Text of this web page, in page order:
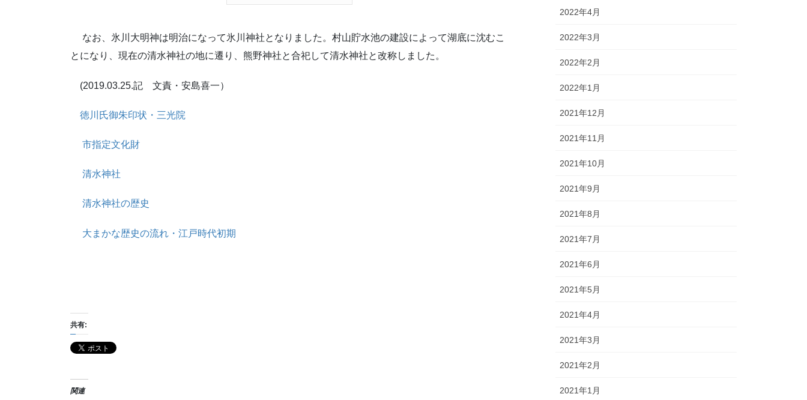
なお、氷川大明神は明治になって氷川神社となりました。村山貯水池の建設によって湖底に沈むこ
とになり、現在の清水神社の地に遷り、熊野神社と合祀して清水神社と改称しました。
(2019.03.25.記 文責・安島喜一）
徳川氏御朱印状・三光院
市指定文化財
清水神社
清水神社の歴史
大まかな歴史の流れ・江戸時代初期
共有:
関連
2022年4月
2022年3月
2022年2月
2022年1月
2021年12月
2021年11月
2021年10月
2021年9月
2021年8月
2021年7月
2021年6月
2021年5月
2021年4月
2021年3月
2021年2月
2021年1月